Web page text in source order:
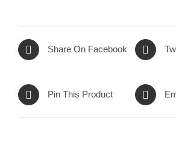
Share On Facebook
Pin This Product